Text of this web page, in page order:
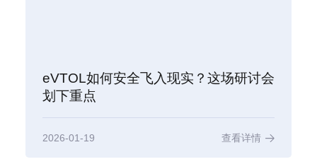
eVTOL如何安全飞入现实？这场研讨会
划下重点
2026-01-19 查看详情